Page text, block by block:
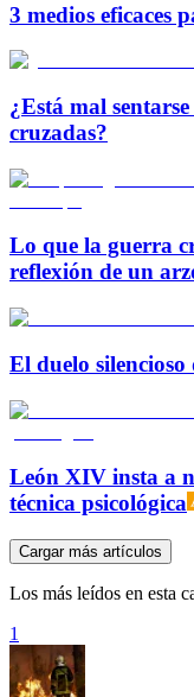
3 medios eficaces
¿Está mal
cruzadas?
Lo que la guerra
reflexión de un
El duelo silencioso
León XIV insta a
técnica psicológica
Cargar más artículos
Los más leídos en esta
1